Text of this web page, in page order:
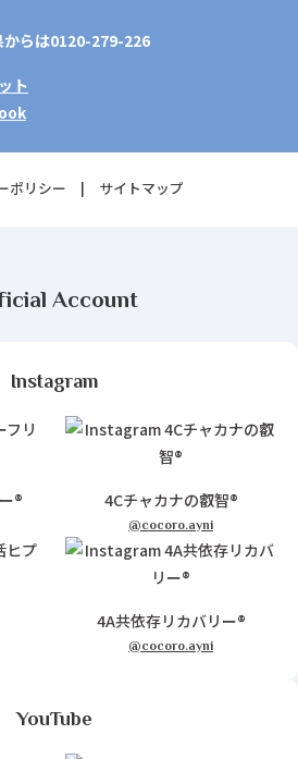
からは0120-279-226
ト
ポリシー サイトマップ
Account
Instagram
® 4Cチャカナの叡智®
@cocoro.ayni
4A共依存リカバリー®
@cocoro.ayni
YouTube